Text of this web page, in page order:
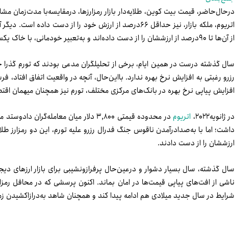
اتریوم، ملکه بازار، نیز حداقل ۶۶درصد از ارزش خود را از
از آن‌ها تا ۹۰درصد از ارزششان را از دست داده‌اند و به‌تعبیر خودمانی، با خاک یکسان شده‌اند.
سال گذشته درست در همین ایام، برخی از تحلیلگران مدعی بودند که تورم
رزرو رغبتی به افزایش نرخ بهره ندارد. بااین‌حال،‌ آنچه در واقعیت اتفاق
افزایش پیاپی نرخ بهره در بانک‌های مرکزی مختلف، تورم نیز همچنان میهمان
در ژانویه‌۲۰۲۲، اتریوم
داشت؛ اما با به‌صدادرآمدن ناقوس جنگ فدرال رزرو علیه تورم، این دو رمزارز
ارزششان را از دست دادند.
سال گذشته، سال بسیار دشوار و درعین‌حال پرفراز‌و‌نشیبی برای بازار ارزهای
ناشی از افت‌های پیاپی قیمت‌ها در امان بماند. اکنون پرسشی که در محافل
شرایط در سال جدید میلادی هم ادامه پیدا کند و همچنان شاهد به‌درازا‌کشیدن